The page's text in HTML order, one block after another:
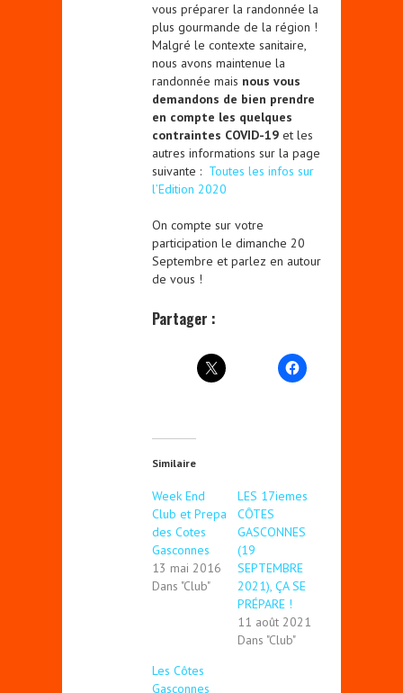
vous préparer la randonnée la
plus gourmande de la région !
Malgré le contexte sanitaire,
nous avons maintenue la
randonnée mais nous vous
demandons de bien prendre
en compte les quelques
contraintes COVID-19 et les
autres informations sur la page
suivante : Toutes les infos sur
l’Edition 2020
On compte sur votre
participation le dimanche 20
Septembre et parlez en autour
de vous !
Partager :
Similaire
Week End
Club et Prepa
des Cotes
Gasconnes
13 mai 2016
Dans "Club"
LES 17iemes
CÔTES
GASCONNES
(19
SEPTEMBRE
2021), ÇA SE
PRÉPARE !
11 août 2021
Dans "Club"
Les Côtes
Gasconnes